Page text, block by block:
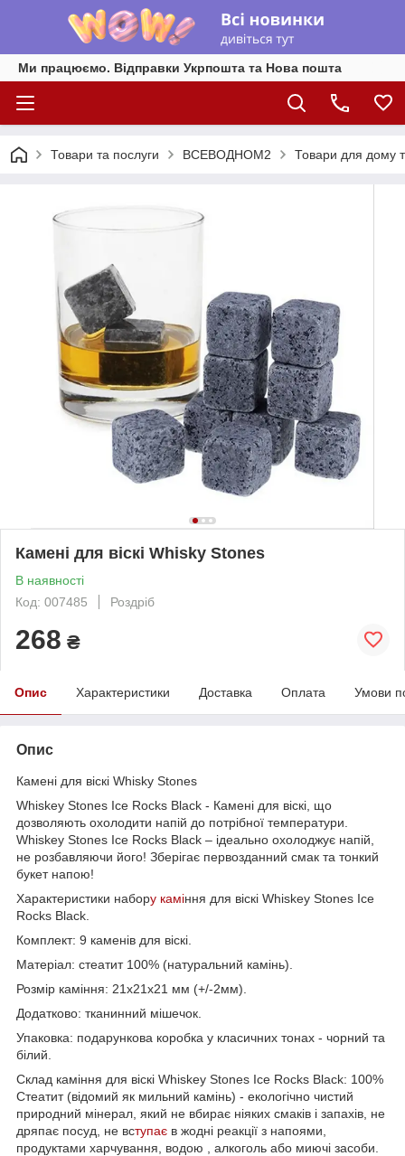
Ми працюємо. Відправки Укрпошта та Нова пошта
Товари та послуги ВСЕВОДНОМ2 Товари для дому
Камені для віскі Whisky Stones
В наявності
Код: 007485
Роздріб
268 ₴
Опис Характеристики Доставка Оплата Умови
Опис
Камені для віскі Whisky Stones
Whiskey Stones Ice Rocks Black - Камені для віскі, що
дозволяють охолодити напій до потрібної температури.
Whiskey Stones Ice Rocks Black – ідеально охолоджує напій,
не розбавляючи його! Зберігає первозданний смак та тонкий
букет напою!
Характеристики набору каміння для віскі Whiskey Stones Ice
Rocks Black.
Комплект: 9 каменів для віскі.
Матеріал: стеатит 100% (натуральний камінь).
Розмір каміння: 21х21х21 мм (+/-2мм).
Додатково: тканинний мішечок.
Упаковка: подарункова коробка у класичних тонах - чорний та
білий.
Склад каміння для віскі Whiskey Stones Ice Rocks Black: 100%
Стеатит (відомий як мильний камінь) - екологічно чистий
природний мінерал, який не вбирає ніяких смаків і запахів, не
дряпає посуд, не вступає в жодні реакції з напоями,
продуктами харчування, водою , алкоголь або миючі засоби.